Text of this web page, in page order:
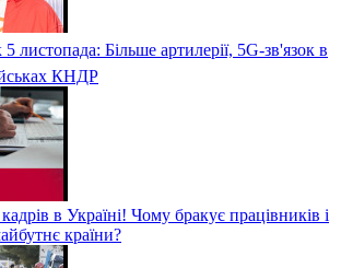
листопада: Більше артилерії, 5G-зв'язок в
КНДР
в Україні! Чому бракує працівників і
країни?